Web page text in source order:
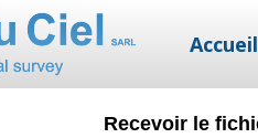
Accueil